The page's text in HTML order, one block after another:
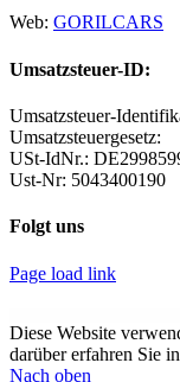
Web: GORILCARS
Umsatzsteuer-ID:
Umsatzsteuer-
Umsatzsteuergesetz:
USt-IdNr.:
Ust-Nr: 5043400190
Folgt uns
Page load link
Diese Website
darüber erfahren Sie
Nach oben